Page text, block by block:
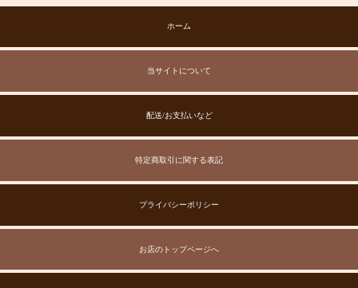
ホーム
当サイトについて
配送/お支払いなど
特定商取引に関する表記
プライバシーポリシー
お店のトップページへ